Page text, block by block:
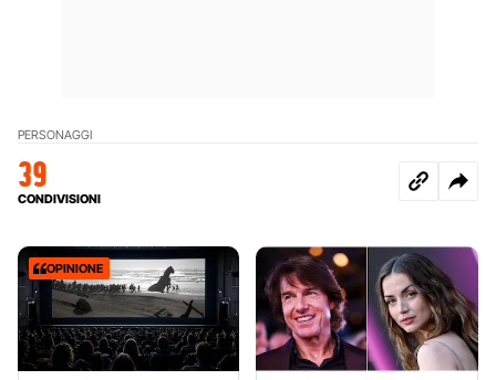
PERSONAGGI
39
CONDIVISIONI
OPINIONE